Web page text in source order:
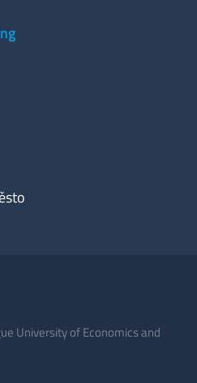
University of Economics and